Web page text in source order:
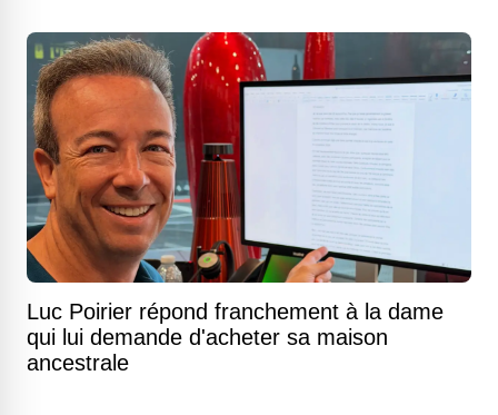
Luc Poirier répond franchement à la dame
qui lui demande d'acheter sa maison
ancestrale